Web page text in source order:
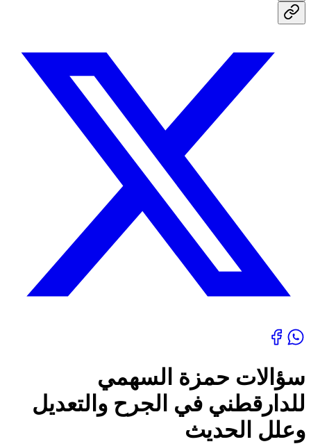
سؤالات حمزة السهمي
للدارقطني في الجرح والتعديل
وعلل الحديث